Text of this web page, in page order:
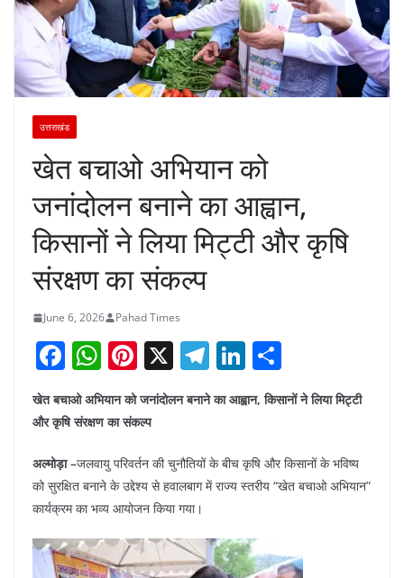
उत्तराखंड
खेत बचाओ अभियान को
जनांदोलन बनाने का आह्वान,
किसानों ने लिया मिट्टी और कृषि
संरक्षण का संकल्प
June 6, 2026 Pahad Times
F
a
c
b
o
o
k
W
h
at
A
p
p
Pi
nt
er
st
X T
e
a
m
Li
k
dI
n
h
ar
खेत बचाओ अभियान को जनांदोलन बनाने का आह्वान, किसानों ने लिया मिट्टी
और कृषि संरक्षण का संकल्प
अल्मोड़ा –जलवायु परिवर्तन की चुनौतियों के बीच कृषि और किसानों के भविष्य
को सुरक्षित बनाने के उद्देश्य से हवालबाग में राज्य स्तरीय “खेत बचाओ अभियान”
कार्यक्रम का भव्य आयोजन किया गया।